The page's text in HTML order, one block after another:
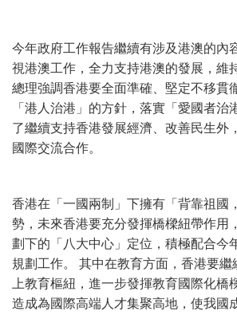
今年政府工作報告繼續有涉及港澳的內
視港澳工作，全力支持港澳的發展，維
總理強調香港要全面準確、堅定不移貫
「港人治港」的方針，落實「愛國者治
了繼續支持香港發展經濟、改善民生外
國際交流合作。
香港在「一國兩制」下擁有「背靠祖國
勢，未來香港要充分發揮橋樑紐帶作用
劃下的「八大中心」定位，積極配合今
規劃工作。 其中在教育方面，香港要
上教育樞紐，進一步發揮教育國際化橋
造成為國際高端人才集聚高地，使我國